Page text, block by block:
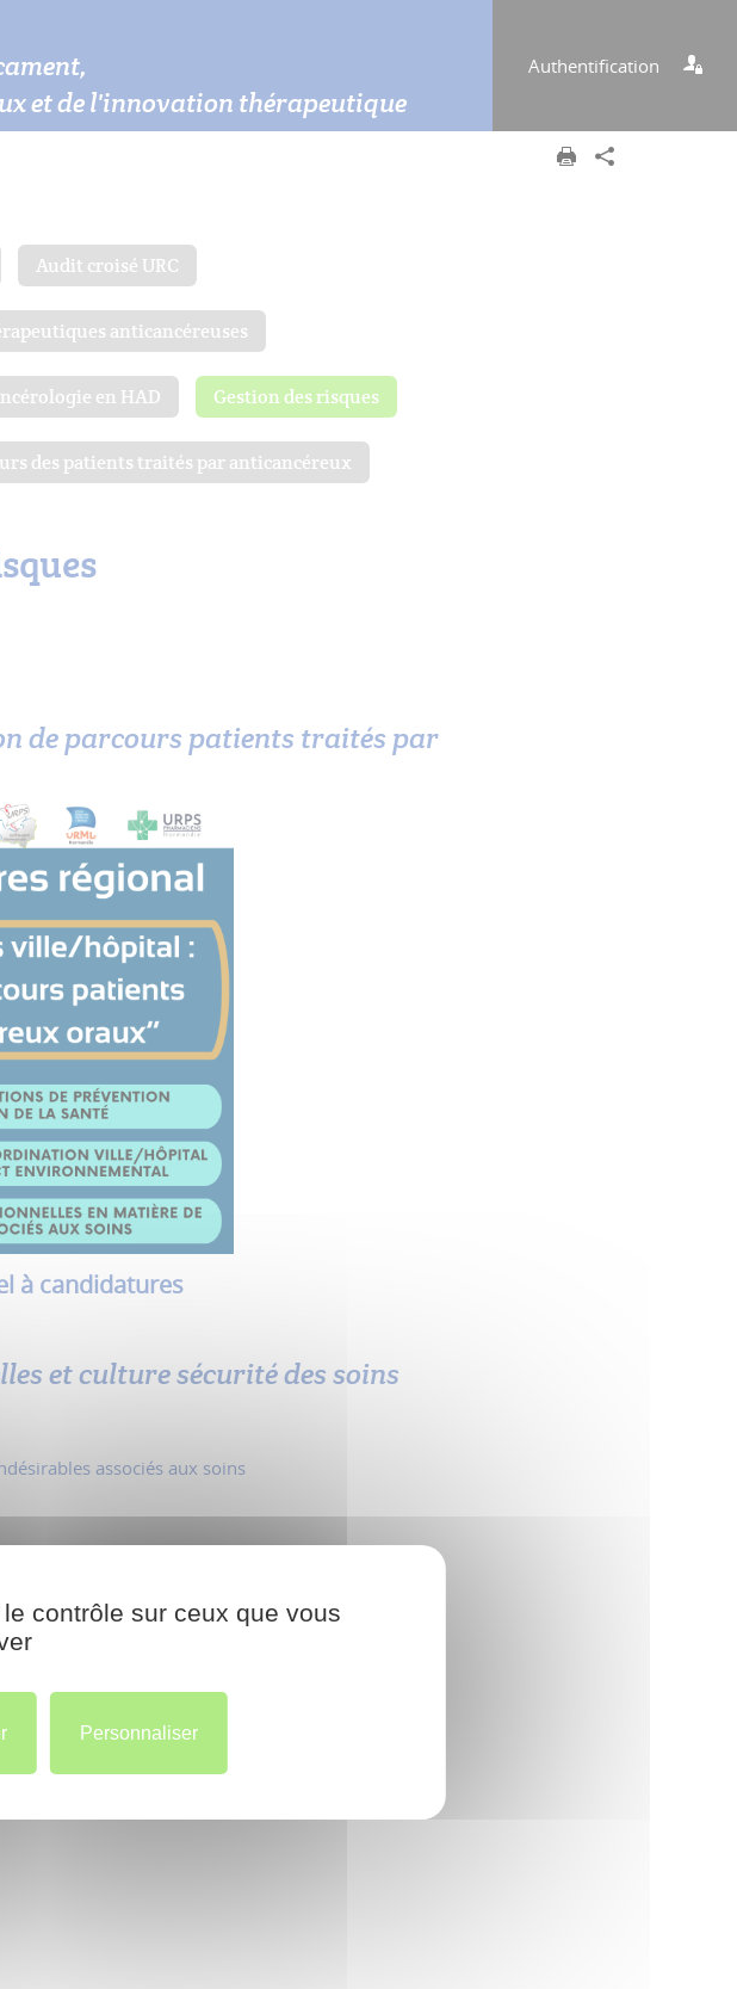
Authentification
et de l'innovation thérapeutique
Audit croisé URC
anticancéreuses
en HAD Gestion des risques
des patients traités par anticancéreux
de parcours patients traités par
à candidatures
et culture sécurité des soins
associés aux soins
de santé
d’emploi
hors établissement de santé
pas si rares et si anodines !
contrôle sur ceux que vous
Personnaliser